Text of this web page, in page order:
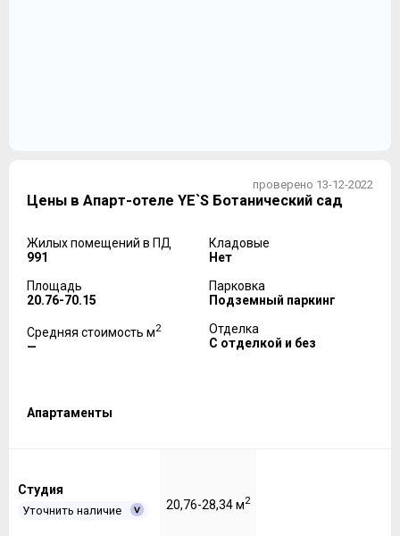
проверено 13-12-2022
Цены в Апарт-отеле YE`S Ботанический сад
Жилых помещений в ПД
991
Площадь
20.76-70.15
Средняя стоимость м2
—
Кладовые
Нет
Парковка
Подземный паркинг
Отделка
С отделкой и без
Апартаменты
Студия
Уточнить наличие 20,76-28,34 м2